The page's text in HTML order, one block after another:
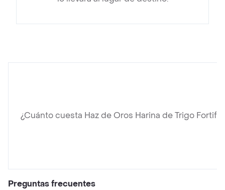
¿Cuánto cuesta Haz de Oros Harina de Trigo
Preguntas frecuentes